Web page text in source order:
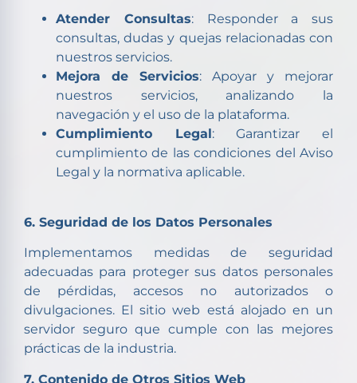
Atender Consultas: Responder a sus
consultas, dudas y quejas relacionadas con
nuestros servicios.
Mejora de Servicios: Apoyar y mejorar
nuestros servicios, analizando la
navegación y el uso de la plataforma.
Cumplimiento Legal : Garantizar el
cumplimiento de las condiciones del Aviso
Legal y la normativa aplicable.
6. Seguridad de los Datos Personales
Implementamos medidas de seguridad
adecuadas para proteger sus datos personales
de pérdidas, accesos no autorizados o
divulgaciones. El sitio web está alojado en un
servidor seguro que cumple con las mejores
prácticas de la industria.
7. Contenido de Otros Sitios Web